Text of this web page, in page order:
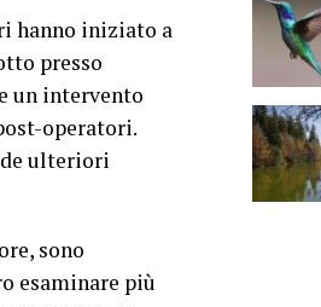
hanno iniziato a
presso
un intervento
operatori.
ulteriori
sono
esaminare più